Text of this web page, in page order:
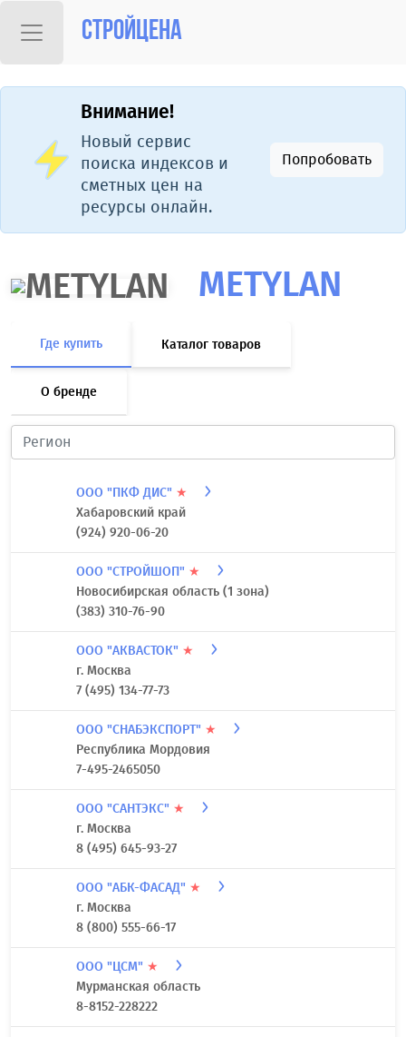
Стройцена
Внимание!
Новый сервис
поиска индексов и
сметных цен на
ресурсы онлайн.
Попробовать
METYLAN
Где купить Каталог товаров
О бренде
ООО "ПКФ ДИС" ★
Хабаровский край
(924) 920-06-20
ООО "СТРОЙШОП" ★
Новосибирская область (1 зона)
(383) 310-76-90
ООО "АКВАСТОК" ★
г. Москва
7 (495) 134-77-73
ООО "СНАБЭКСПОРТ" ★
Республика Мордовия
7-495-2465050
ООО "САНТЭКС" ★
г. Москва
8 (495) 645-93-27
ООО "АБК-ФАСАД" ★
г. Москва
8 (800) 555-66-17
ООО "ЦСМ" ★
Мурманская область
8-8152-228222